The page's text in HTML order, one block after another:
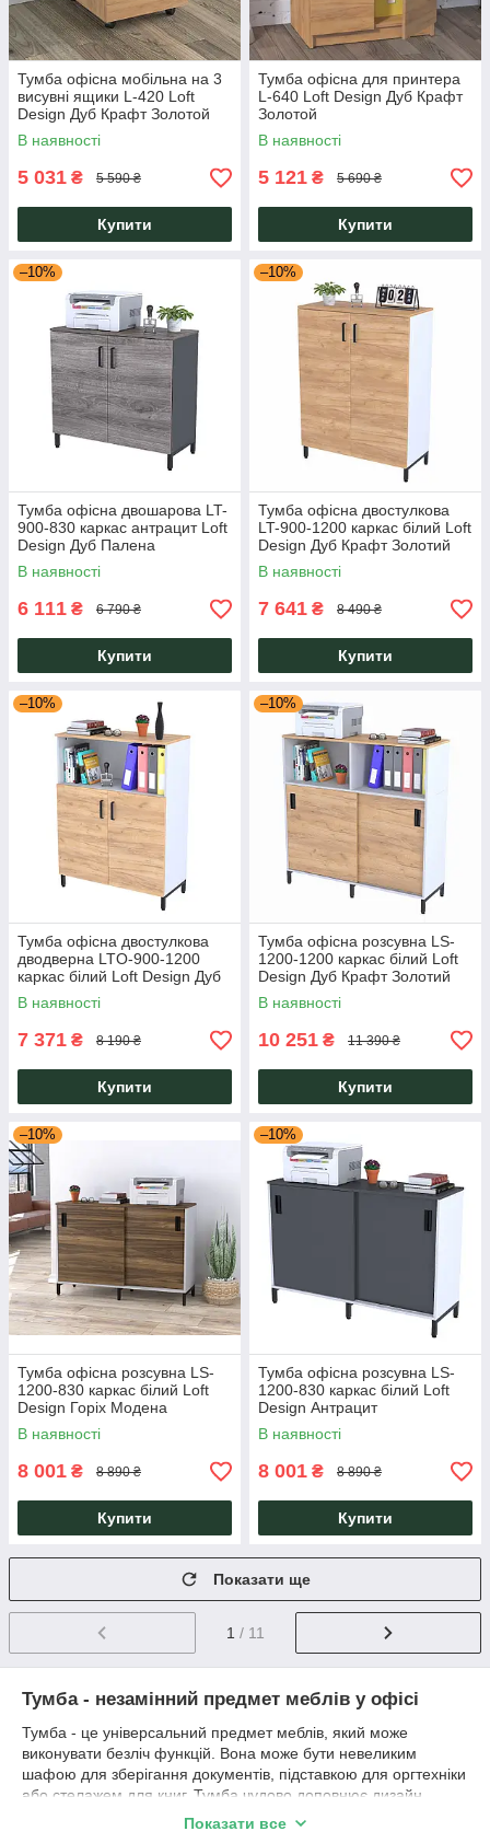
Тумба офісна мобільна на 3
висувні ящики L-420 Loft
Design Дуб Крафт Золотой
В наявності
5 031 ₴ 5 590 ₴
Купити
Тумба офісна для принтера
L-640 Loft Design Дуб Крафт
Золотой
В наявності
5 121 ₴ 5 690 ₴
Купити
–10%
Тумба офісна двошарова LT-
900-830 каркас антрацит Loft
Design Дуб Палена
В наявності
6 111 ₴ 6 790 ₴
Купити
–10%
Тумба офісна двостулкова
LT-900-1200 каркас білий Loft
Design Дуб Крафт Золотий
В наявності
7 641 ₴ 8 490 ₴
Купити
–10%
Тумба офісна двостулкова
дводверна LTO-900-1200
каркас білий Loft Design Дуб
Крафт Золотий
В наявності
7 371 ₴ 8 190 ₴
Купити
–10%
Тумба офісна розсувна LS-
1200-1200 каркас білий Loft
Design Дуб Крафт Золотий
В наявності
10 251 ₴ 11 390 ₴
Купити
–10%
Тумба офісна розсувна LS-
1200-830 каркас білий Loft
Design Горіх Модена
В наявності
8 001 ₴ 8 890 ₴
Купити
–10%
Тумба офісна розсувна LS-
1200-830 каркас білий Loft
Design Антрацит
В наявності
8 001 ₴ 8 890 ₴
Купити
Показати ще
1 / 11
Тумба - незамінний предмет меблів у офісі
Тумба - це універсальний предмет меблів, який може
виконувати безліч функцій. Вона може бути невеликим
шафою для зберігання документів, підставкою для оргтехніки
або стелажем для книг. Тумба чудово доповнює дизайн
приміщення і робить робоче місце більш функціональним.
Показати все